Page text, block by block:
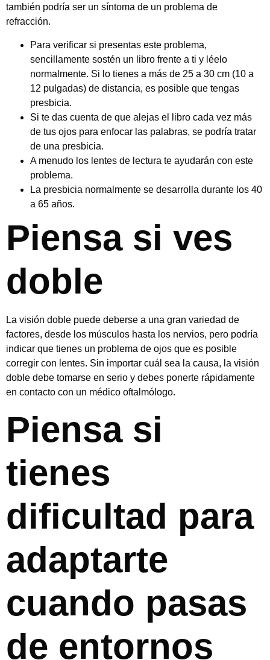
también podría ser un síntoma de un problema de
refracción.
Para verificar si presentas este problema,
sencillamente sostén un libro frente a ti y léelo
normalmente. Si lo tienes a más de 25 a 30 cm (10 a
12 pulgadas) de distancia, es posible que tengas
presbicia.
Si te das cuenta de que alejas el libro cada vez más
de tus ojos para enfocar las palabras, se podría tratar
de una presbicia.
A menudo los lentes de lectura te ayudarán con este
problema.
La presbicia normalmente se desarrolla durante los 40
a 65 años.
Piensa si ves
doble
La visión doble puede deberse a una gran variedad de
factores, desde los músculos hasta los nervios, pero podría
indicar que tienes un problema de ojos que es posible
corregir con lentes. Sin importar cuál sea la causa, la visión
doble debe tomarse en serio y debes ponerte rápidamente
en contacto con un médico oftalmólogo.
Piensa si
tienes
dificultad para
adaptarte
cuando pasas
de entornos